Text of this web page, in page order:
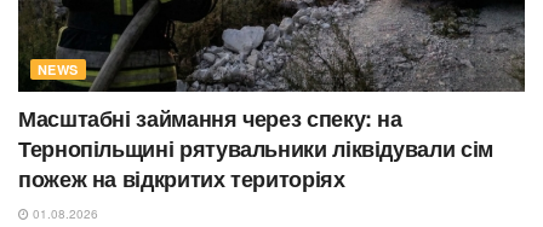
NEWS
Масштабні займання через спеку: на
Тернопільщині рятувальники ліквідували сім
пожеж на відкритих територіях
01.08.2026